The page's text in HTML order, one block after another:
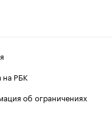
на РБК
об ограничениях